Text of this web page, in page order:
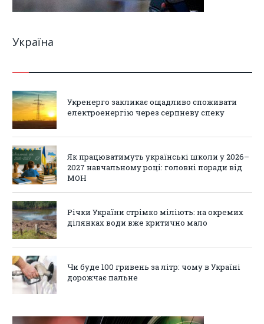
Україна
Укренерго закликає ощадливо споживати
електроенергію через серпневу спеку
Як працюватимуть українські школи у 2026–
2027 навчальному році: головні поради від
МОН
Річки України стрімко міліють: на окремих
ділянках води вже критично мало
Чи буде 100 гривень за літр: чому в Україні
дорожчає пальне